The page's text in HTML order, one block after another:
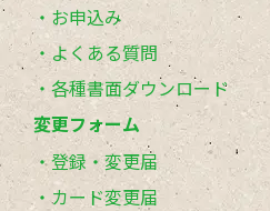
お申込み
よくある質問
各種書面ダウンロード
変更フォーム
登録・変更届
カード変更届